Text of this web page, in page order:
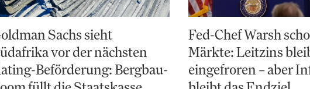
Sachs sieht
vor der nächsten
Beförderung: Bergbau-
Fed-Chef Warsh
Märkte: Leitzins
eingefroren – aber